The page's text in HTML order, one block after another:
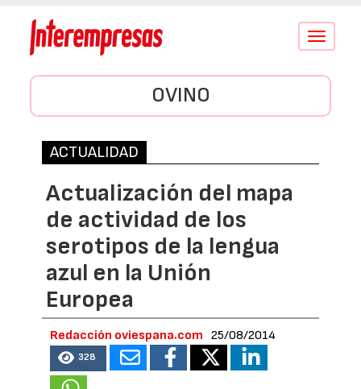
Conmutar
OVINO
ACTUALIDAD
Actualización del mapa
de actividad de los
serotipos de la lengua
azul en la Unión
Europea
Redacción oviespana.com 25/08/2014
328